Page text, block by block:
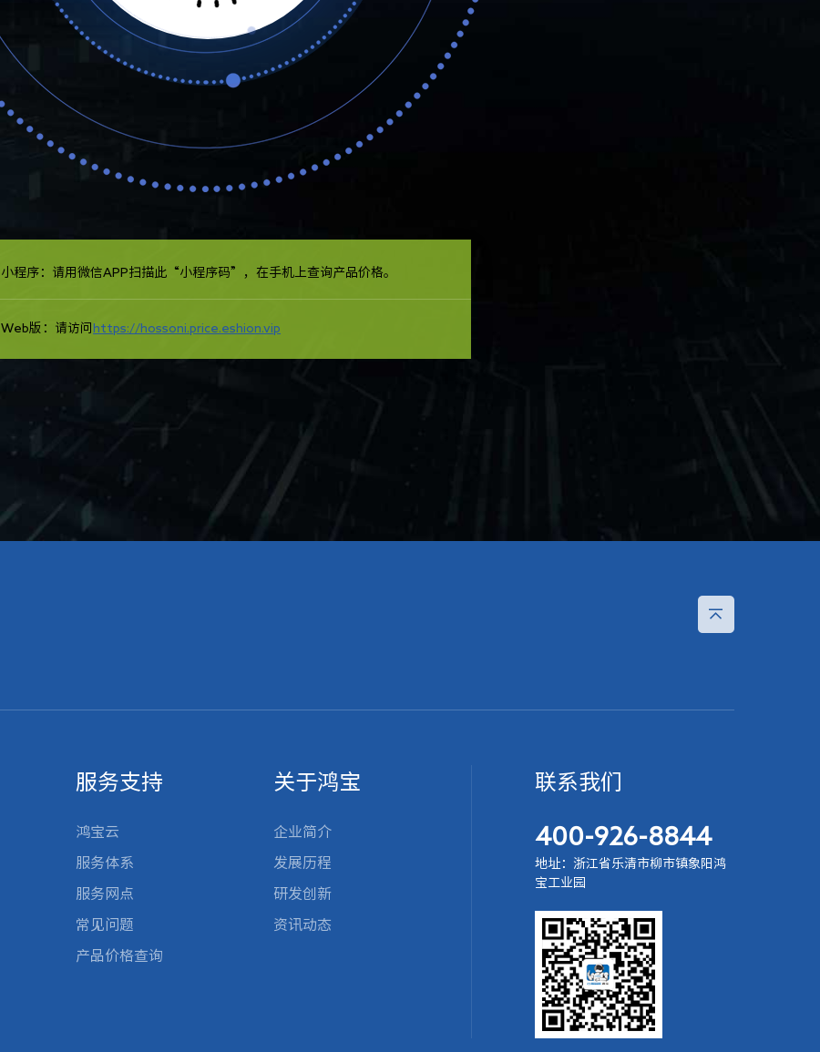
小程序：请用微信APP扫描此“小程序码”，在手机上查询产品价格。
Web版：请访问 https://hossoni.price.eshion.vip
服务支持
鸿宝云
服务体系
服务网点
常见问题
产品价格查询
关于鸿宝
企业简介
发展历程
研发创新
资讯动态
联系我们
400-926-8844
地址：浙江省乐清市柳市镇象阳鸿
宝工业园